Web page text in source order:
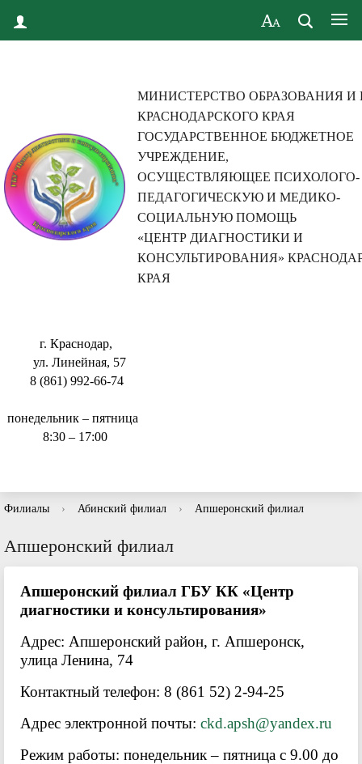
МИНИСТЕРСТВО ОБРАЗОВАНИЯ И
КРАСНОДАРСКОГО КРАЯ
ГОСУДАРСТВЕННОЕ БЮДЖЕТНОЕ
УЧРЕЖДЕНИЕ,
ОСУЩЕСТВЛЯЮЩЕЕ ПСИХОЛОГО-
ПЕДАГОГИЧЕСКУЮ И МЕДИКО-
СОЦИАЛЬНУЮ ПОМОЩЬ
«ЦЕНТР ДИАГНОСТИКИ И
КОНСУЛЬТИРОВАНИЯ»
КРАЯ
г. Краснодар,
ул. Линейная, 57
8 (861) 992-66-74
понедельник – пятница
8:30 – 17:00
Филиалы › Абинский филиал › Апшеронский филиал
Апшеронский филиал
Апшеронский филиал ГБУ КК «Центр
диагностики и консультирования»
Адрес: Апшеронский район, г. Апшеронск,
улица Ленина, 74
Контактный телефон: 8 (861 52) 2-94-25
Адрес электронной почты: ckd.apsh@yandex.ru
Режим работы: понедельник – пятница с 9.00 до